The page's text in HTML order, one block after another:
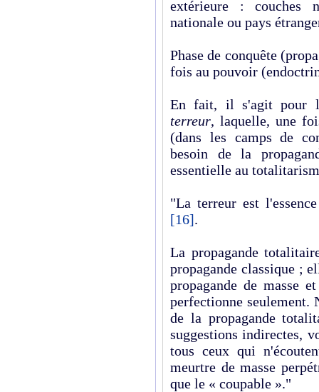
extérieure : couches
nationale ou pays
Phase de conquête
fois au pouvoir
En fait, il s'agit pour
terreur, laquelle, une
(dans les camps de
besoin de la
essentielle au
"La terreur est
[16].
La propagande
propagande classique ;
propagande de masse
perfectionne
de la propagande
suggestions indirectes,
tous ceux qui
meurtre de masse
que le « coupable »."